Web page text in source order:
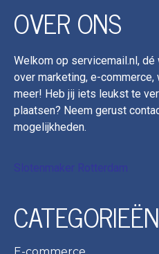
OVER ONS
Welkom op servicemail.nl,
over marketing, e-commerce,
meer! Heb jij iets leukst te
plaatsen? Neem gerust
mogelijkheden.
Slotenmaker Rotterdam
CATEGORIEËN